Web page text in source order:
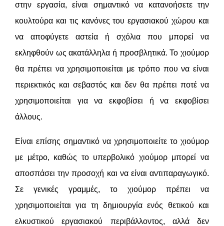
στην εργασία, είναι σημαντικό να κατανοήσετε την
κουλτούρα και τις κανόνες του εργασιακού χώρου και
να αποφύγετε αστεία ή σχόλια που μπορεί να
εκληφθούν ως ακατάλληλα ή προσβλητικά. Το χιούμορ
θα πρέπει να χρησιμοποιείται με τρόπο που να είναι
περιεκτικός και σεβαστός και δεν θα πρέπει ποτέ να
χρησιμοποιείται για να εκφοβίσει ή να εκφοβίσει
άλλους.
Είναι επίσης σημαντικό να χρησιμοποιείτε το χιούμορ
με μέτρο, καθώς το υπερβολικό χιούμορ μπορεί να
αποσπάσει την προσοχή και να είναι αντιπαραγωγικό.
Σε γενικές γραμμές, το χιούμορ πρέπει να
χρησιμοποιείται για τη δημιουργία ενός θετικού και
ελκυστικού εργασιακού περιβάλλοντος, αλλά δεν